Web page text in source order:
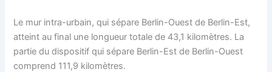
Le mur intra-urbain, qui sépare Berlin-Ouest de Berlin-Est,
atteint au final une longueur totale de 43,1 kilomètres. La
partie du dispositif qui sépare Berlin-Est de Berlin-Ouest
comprend 111,9 kilomètres.